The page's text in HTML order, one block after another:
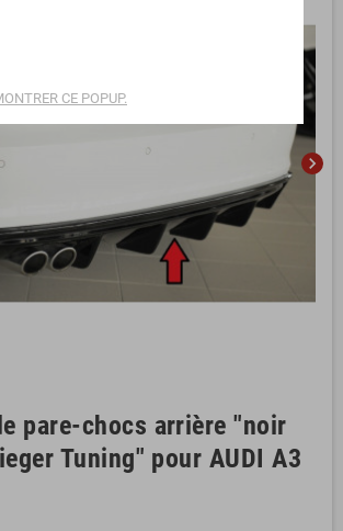
chevron_right
pare-chocs arrière "noir
Tuning" pour AUDI A3
CE POPUP.